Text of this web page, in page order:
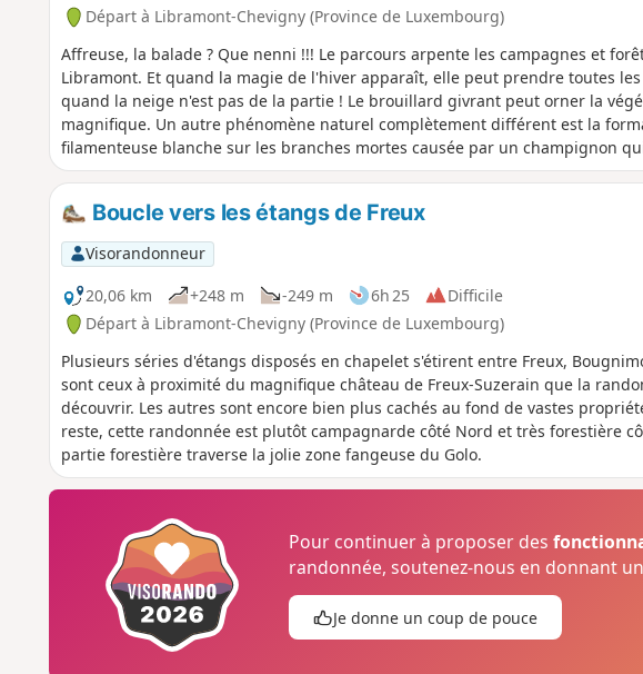
Départ à Libramont-Chevigny (Province de Luxembourg)
Affreuse, la balade ? Que nenni !!! Le parcours arpente les campagnes et
Libramont. Et quand la magie de l'hiver apparaît, elle peut prendre toutes
quand la neige n'est pas de la partie ! Le brouillard givrant peut orner la
magnifique. Un autre phénomène naturel complètement différent est la
filamenteuse blanche sur les branches mortes causée par un champignon
gèle sous la forme de soyeux filaments. En été, l'ambiance est forcément
longuement un cerf égaré au beau milieu des prés à proximité des étangs du
Boucle vers les étangs de Freux
Visorandonneur
20,06 km
+248 m -249 m 6h 25
Difficile
Départ à Libramont-Chevigny (Province de Luxembourg)
Plusieurs séries d'étangs disposés en chapelet s'étirent entre Freux,
sont ceux à proximité du magnifique château de Freux-Suzerain que la
découvrir. Les autres sont encore bien plus cachés au fond de vastes
reste, cette randonnée est plutôt campagnarde côté Nord et très forestière
partie forestière traverse la jolie zone fangeuse du Golo.
Pour continuer à proposer des
randonnée, soutenez-nous en donnant
Je donne un coup de pouce